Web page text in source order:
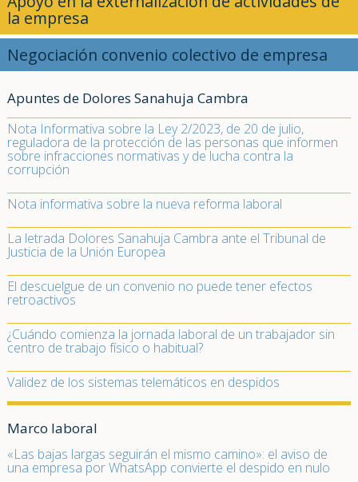
la empresa
Negociación convenio colectivo de empresa
Apuntes de Dolores Sanahuja Cambra
Nota Informativa sobre la Ley 2/2023, de 20 de julio,
reguladora de la protección de las personas que informen
sobre infracciones normativas y de lucha contra la
corrupción
Nota informativa sobre la nueva reforma laboral
La letrada Dolores Sanahuja Cambra ante el Tribunal de
Justicia de la Unión Europea
El descuelgue de un convenio no puede tener efectos
retroactivos
¿Cuándo comienza la jornada laboral de un trabajador sin
centro de trabajo físico o habitual?
Validez de los sistemas telemáticos en despidos
Marco laboral
«Las bajas largas seguirán el mismo camino»: el aviso de
una empresa por WhatsApp convierte el despido en nulo